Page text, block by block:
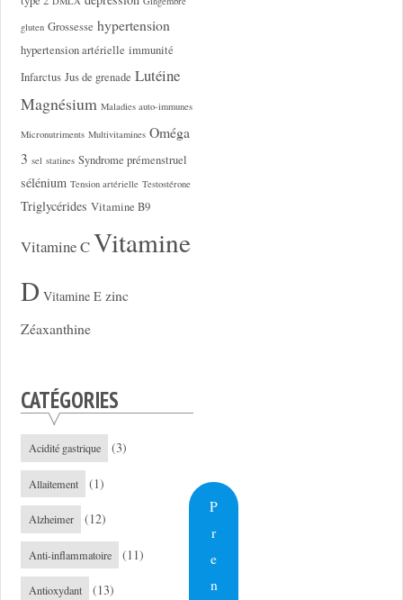
gluten Grossesse hypertension
hypertension artérielle immunité
Infarctus Jus de grenade Lutéine
Magnésium Maladies auto-immunes
Micronutriments Multivitamines Oméga
3 sel statines Syndrome prémenstruel
sélénium Tension artérielle Testostérone
Triglycérides Vitamine B9
Vitamine CVitamine
D Vitamine E zinc
Zéaxanthine
CATÉGORIES
Acidité gastrique (3)
Allaitement (1)
Alzheimer (12)
Anti-inflammatoire (11)
Antioxydant (13)
P
r
e
n